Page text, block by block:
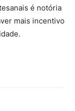
é notória
mais incentivo